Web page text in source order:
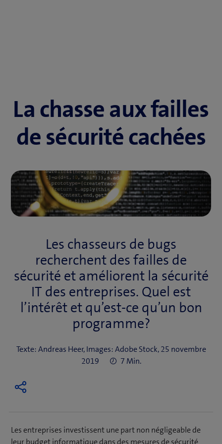
La chasse aux failles
de sécurité cachées
Les chasseurs de bugs
recherchent des failles de
sécurité et améliorent la sécurité
IT des entreprises. Quel est
l’intérêt et qu’est-ce qu’un bon
programme?
Texte: Andreas Heer, Images: Adobe Stock, 25 novembre
2019
7 Min.
Les entreprises investissent une part non négligeable de
leur budget informatique dans des mesures de sécurité